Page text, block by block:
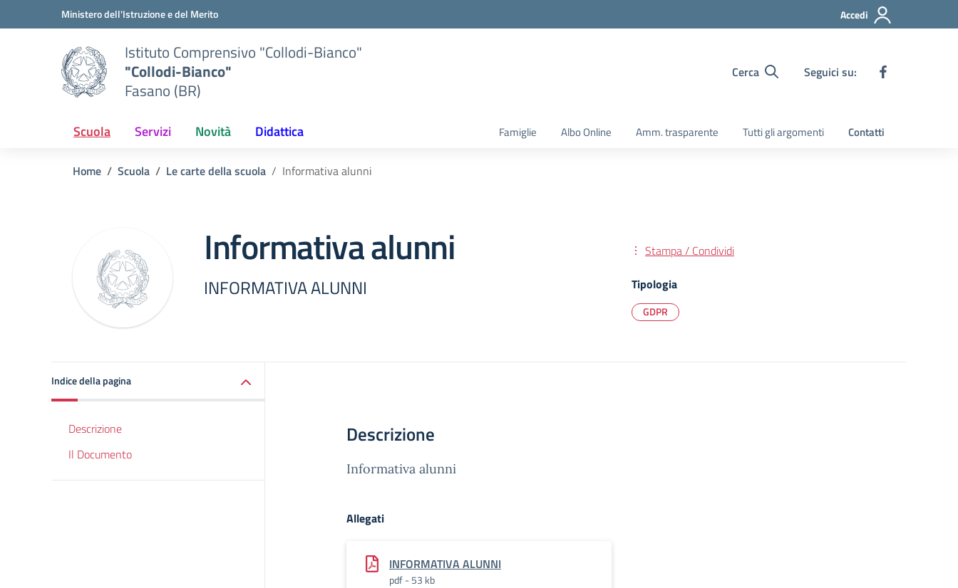
Vai ai contenuti
Vai al menu di navigazioneMinistero dell'Istruzione e del Merito Accedi
Istituto Comprensivo "Collodi-Bianco"
"Collodi-Bianco"
Fasano (BR)
Cerca Seguici su:
Scuola Servizi Novità Didattica Famiglie Albo Online Amm. trasparente Tutti gli argomenti Contatti
Home Scuola Le carte della scuola Informativa alunni
Informativa alunni
INFORMATIVA ALUNNI
Stampa / Condividi
Tipologia
GDPR
Indice della pagina
Descrizione
Il Documento
Descrizione
Informativa alunni
Allegati
INFORMATIVA ALUNNI
pdf - 53 kb